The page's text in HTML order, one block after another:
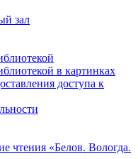
зал
в картинках
доступа к
чтения «Белов. Вологда.